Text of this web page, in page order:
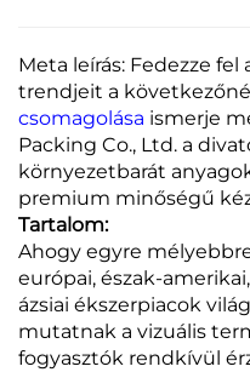
Meta leírás: Fedezze fel
trendjeit a
csomagolása ismerje
Packing Co., Ltd. a
környezetbarát
premium minőségű
Tartalom:
Ahogy egyre
európai, észak-
ázsiai ékszerpiacok
mutatnak a vizuális
fogyasztók rendkívül